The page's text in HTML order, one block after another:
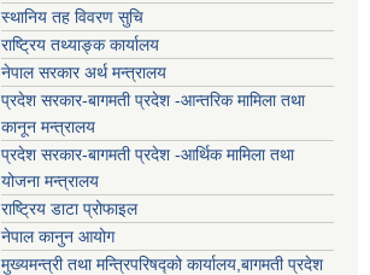
स्थानिय तह विवरण सुचि
राष्ट्रिय तथ्याङ्क कार्यालय
नेपाल सरकार अर्थ मन्त्रालय
प्रदेश सरकार-बागमती प्रदेश -आन्तरिक मामिला तथा
कानून मन्त्रालय
प्रदेश सरकार-बागमती प्रदेश -आर्थिक मामिला तथा
योजना मन्त्रालय
राष्ट्रिय डाटा प्रोफाइल
नेपाल कानुन आयोग
मुख्यमन्त्री तथा मन्त्रिपरिषद्को कार्यालय,बागमती प्रदेश